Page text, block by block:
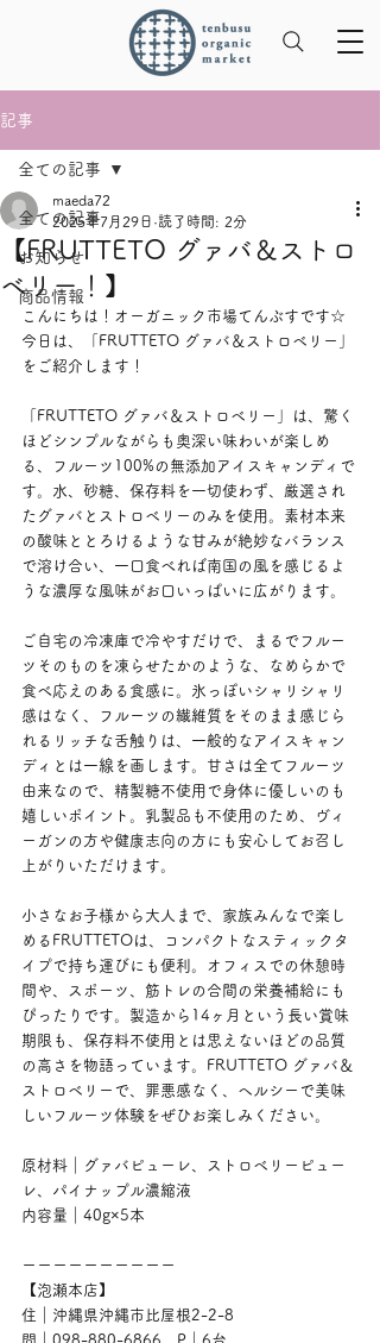
記事
全ての記事
お知らせ
商品情報
全ての記事
【FRUTTETO グァバ＆ストロ
ベリー！】
maeda72
2025年7月29日 読了時間: 2分
こんにちは！オーガニック市場てんぶすです☆
今日は、「FRUTTETO グァバ＆ストロベリー」
をご紹介します！
「FRUTTETO グァバ＆ストロベリー」は、驚く
ほどシンプルながらも奥深い味わいが楽しめ
る、フルーツ100%の無添加アイスキャンディで
す。水、砂糖、保存料を一切使わず、厳選され
たグァバとストロベリーのみを使用。素材本来
の酸味ととろけるような甘みが絶妙なバランス
で溶け合い、一口食べれば南国の風を感じるよ
うな濃厚な風味がお口いっぱいに広がります。
ご自宅の冷凍庫で冷やすだけで、まるでフルー
ツそのものを凍らせたかのような、なめらかで
食べ応えのある食感に。氷っぽいシャリシャリ
感はなく、フルーツの繊維質をそのまま感じら
れるリッチな舌触りは、一般的なアイスキャン
ディとは一線を画します。甘さは全てフルーツ
由来なので、精製糖不使用で身体に優しいのも
嬉しいポイント。乳製品も不使用のため、ヴィ
ーガンの方や健康志向の方にも安心してお召し
上がりいただけます。
小さなお子様から大人まで、家族みんなで楽し
めるFRUTTETOは、コンパクトなスティックタ
イプで持ち運びにも便利。オフィスでの休憩時
間や、スポーツ、筋トレの合間の栄養補給にも
ぴったりです。製造から14ヶ月という長い賞味
期限も、保存料不使用とは思えないほどの品質
の高さを物語っています。FRUTTETO グァバ＆
ストロベリーで、罪悪感なく、ヘルシーで美味
しいフルーツ体験をぜひお楽しみください。
原材料｜グァバピューレ、ストロベリーピュー
レ、パイナップル濃縮液
内容量｜40g×5本
ーーーーーーーーーー
【泡瀬本店】
住｜沖縄県沖縄市比屋根2-2-8